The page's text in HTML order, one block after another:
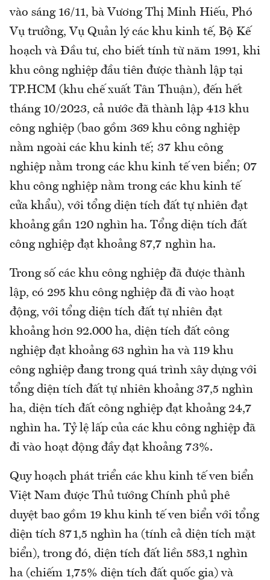
vào sáng 16/11, bà Vương Thị Minh Hiếu, Phó
Vụ trưởng, Vụ Quản lý các khu kinh tế, Bộ Kế
hoạch và Đầu tư, cho biết tính từ năm 1991, khi
khu công nghiệp đầu tiên được thành lập tại
TP.HCM (khu chế xuất Tân Thuận), đến hết
tháng 10/2023, cả nước đã thành lập 413 khu
công nghiệp (bao gồm 369 khu công nghiệp
nằm ngoài các khu kinh tế; 37 khu công
nghiệp nằm trong các khu kinh tế ven biển; 07
khu công nghiệp nằm trong các khu kinh tế
cửa khẩu), với tổng diện tích đất tự nhiên đạt
khoảng gần 120 nghìn ha. Tổng diện tích đất
công nghiệp đạt khoảng 87,7 nghìn ha.
Trong số các khu công nghiệp đã được thành
lập, có 295 khu công nghiệp đã đi vào hoạt
động, với tổng diện tích đất tự nhiên đạt
khoảng hơn 92.000 ha, diện tích đất công
nghiệp đạt khoảng 63 nghìn ha và 119 khu
công nghiệp đang trong quá trình xây dựng với
tổng diện tích đất tự nhiên khoảng 37,5 nghìn
ha, diện tích đất công nghiệp đạt khoảng 24,7
nghìn ha. Tỷ lệ lấp của các khu công nghiệp đã
đi vào hoạt động đầy đạt khoảng 73%.
Quy hoạch phát triển các khu kinh tế ven biển
Việt Nam được Thủ tướng Chính phủ phê
duyệt bao gồm 19 khu kinh tế ven biển với tổng
diện tích 871,5 nghìn ha (tính cả diện tích mặt
biển), trong đó, diện tích đất liền 583,1 nghìn
ha (chiếm 1,75% diện tích đất quốc gia) và